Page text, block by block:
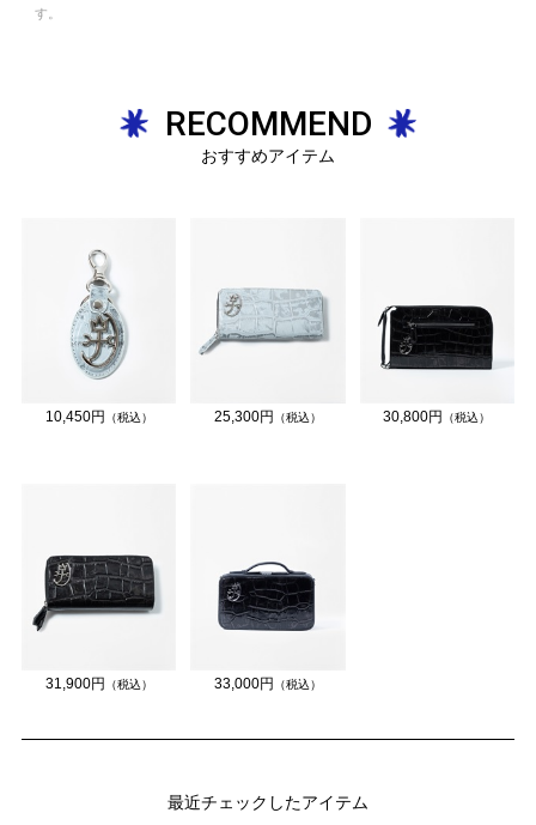
す。
RECOMMEND
おすすめアイテム
10,450円 （税込） 25,300円 （税込） 30,800円 （税込）
31,900円 （税込） 33,000円 （税込）
最近チェックしたアイテム